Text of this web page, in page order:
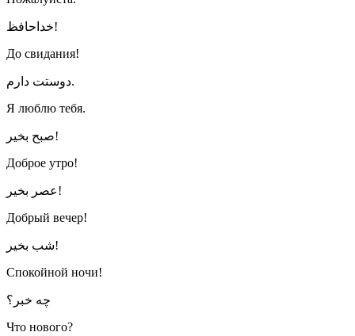
خداحافظ!
До свидания!
دوستت دارم.
Я люблю тебя.
صبح بخیر!
Доброе утро!
عصر بخیر!
Добрый вечер!
شب بخیر!
Спокойной ночи!
چه خبر؟
Что нового?